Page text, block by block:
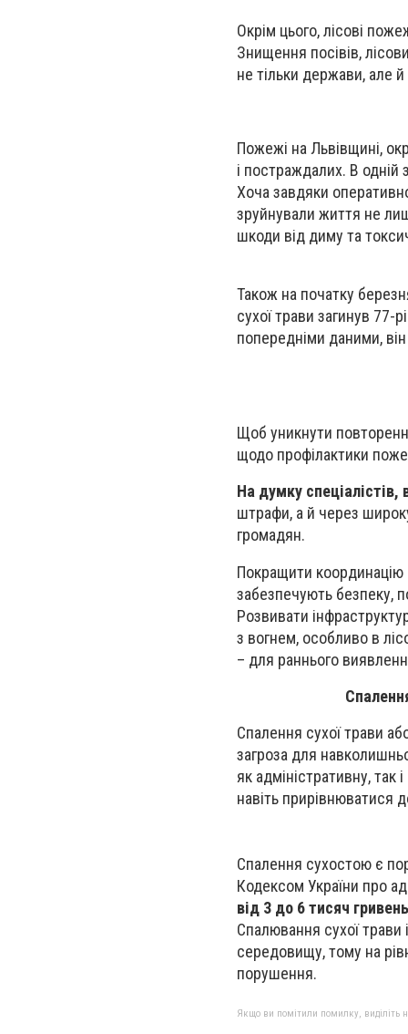
Окрім цього, лісові
Знищення посівів,
не тільки держави, але
Пожежі на Львівщині,
і постраждалих. В одній
Хоча завдяки
зруйнували життя не
шкоди від диму та
Також на початку
сухої трави загинув 77-
попередніми даними,
Щоб уникнути
щодо профілактики
На думку
штрафи, а й через
громадян.
Покращити координацію
забезпечують безпеку,
Розвивати
з вогнем, особливо в
– для раннього
Спалення сухої трави
загроза для
як адміністративну, так
навіть прирівнюватися
Спалення сухостою є
Кодексом України про
від 3 до 6 тисяч
Спалювання сухої
середовищу, тому на
порушення.
Якщо ви помітили помилку, виділіть